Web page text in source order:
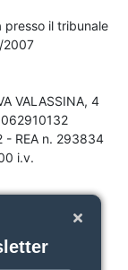
il tribunale
2007
VALASSINA, 4
- REA n. 293834
i.v.